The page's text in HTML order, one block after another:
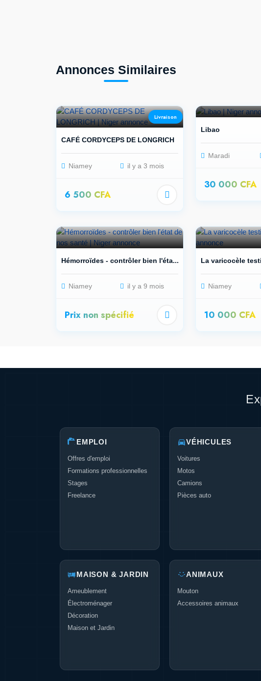
Annonces Similaires
Livraison
CAFÉ CORDYCEPS DE LONGRICH
Niamey il y a 3 mois
6 500 CFA
Libao
Maradi
30 000 CFA
Hémorroïdes - contrôler bien l'éta...
Niamey il y a 9 mois
Prix non spécifié
La varicocèle
Niamey
10 000 CFA
EMPLOI
Offres d'emploi
Formations professionnelles
Stages
Freelance
VÉHICULES
Voitures
Motos
Camions
Pièces auto
MAISON & JARDIN
Ameublement
Électroménager
Décoration
Maison et Jardin
ANIMAUX
Mouton
Accessoires animaux